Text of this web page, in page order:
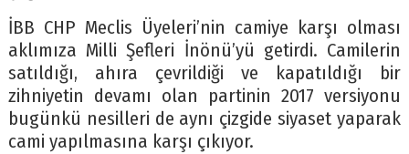
İBB CHP Meclis Üyeleri’nin camiye karşı olması
aklımıza Milli Şefleri İnönü’yü getirdi. Camilerin
satıldığı, ahıra çevrildiği ve kapatıldığı bir
zihniyetin devamı olan partinin 2017 versiyonu
bugünkü nesilleri de aynı çizgide siyaset yaparak
cami yapılmasına karşı çıkıyor.